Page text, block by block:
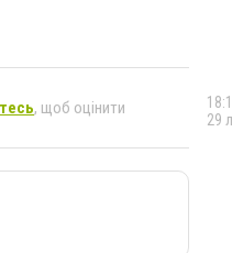
, щоб оцінити
29